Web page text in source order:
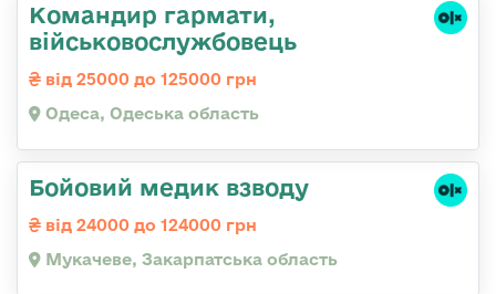
Командир гаpмати,
військовослужбовець
від 25000 до 125000 грн
Одеса, Одеська область
Бойовий медик взводу
від 24000 до 124000 грн
Мукачеве, Закарпатська область